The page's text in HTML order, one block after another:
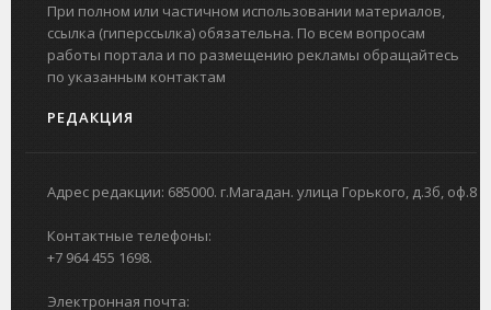
При полном или частичном использовании материалов,
ссылка (гиперссылка) обязательна. По всем вопросам
работы портала и по размещению рекламы обращайтесь
по указанным контактам
РЕДАКЦИЯ
Адрес редакции: 685000. г.Магадан. улица Горького, д.3б, оф.8
Контактные телефоны:
+7 964 455 1698.
Электронная почта: